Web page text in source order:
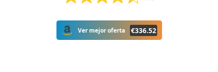
Ver mejor oferta €336.52